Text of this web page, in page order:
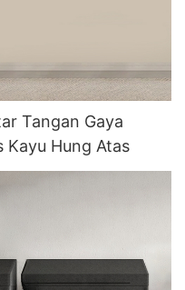
Tangan Gaya
Kayu Hung Atas